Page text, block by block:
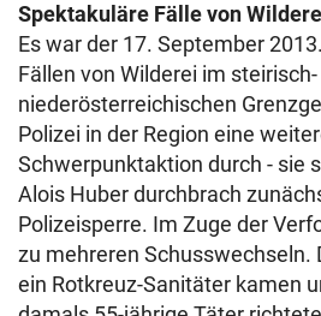
Spektakuläre Fälle von
Es war der 17. September
Fällen von Wilderei im steirisch-
niederösterreichischen
Polizei in der Region eine
Schwerpunktaktion durch - sie
Alois Huber durchbrach
Polizeisperre. Im Zuge der
zu mehreren Schusswechseln.
ein Rotkreuz-Sanitäter kamen